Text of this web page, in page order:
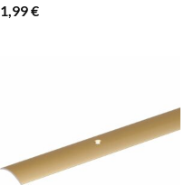
1,99€